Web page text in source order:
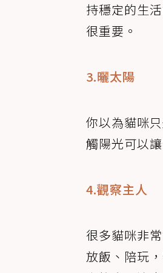
持穩定的生
很重要。
3.曬太陽
你以為貓咪
觸陽光可以
4.觀察主人
很多貓咪非
放飯、陪玩